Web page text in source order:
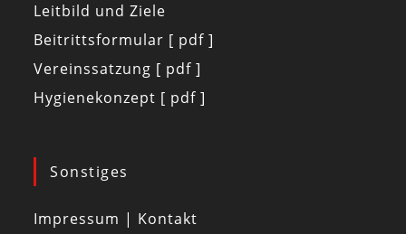
Leitbild und Ziele
Beitrittsformular [ pdf ]
Vereinssatzung [ pdf ]
Hygienekonzept [ pdf ]
Sonstiges
Impressum | Kontakt